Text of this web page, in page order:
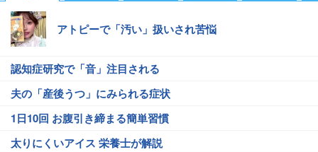
アトピーで「汚い」扱いされ苦悩
認知症研究で「音」注目される
夫の「産後うつ」にみられる症状
1日10回 お腹引き締まる簡単習慣
太りにくいアイス 栄養士が解説